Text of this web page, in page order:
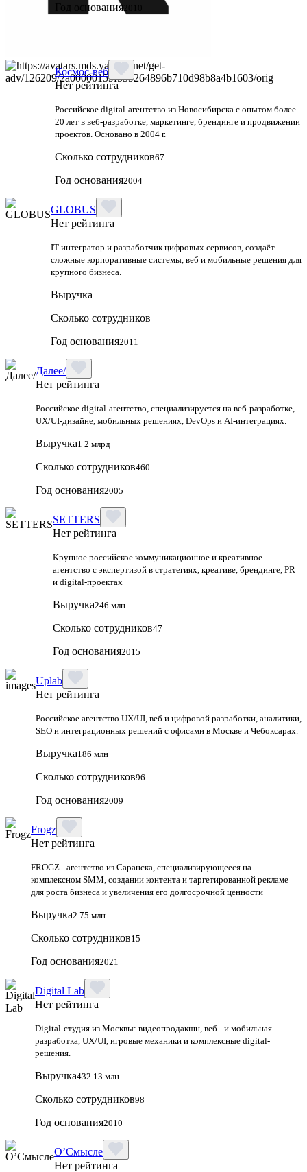
Год основания2010
Космос-веб
Нет рейтинга
Российское digital-агентство из Новосибирска с опытом более
20 лет в веб-разработке, маркетинге, брендинге и продвижении
проектов. Основано в 2004 г.
Сколько сотрудников67
Год основания2004
GLOBUS
Нет рейтинга
IT-интегратор и разработчик цифровых сервисов, создаёт
сложные корпоративные системы, веб и мобильные решения для
крупного бизнеса.
Выручка
Сколько сотрудников
Год основания2011
Далее/
Нет рейтинга
Российское digital-агентство, специализируется на веб-разработке,
UX/UI-дизайне, мобильных решениях, DevOps и AI-интеграциях.
Выручка1 2 млрд
Сколько сотрудников460
Год основания2005
SETTERS
Нет рейтинга
Крупное российское коммуникационное и креативное
агентство с экспертизой в стратегиях, креативе, брендинге, PR
и digital‑проектах
Выручка246 млн
Сколько сотрудников47
Год основания2015
Uplab
Нет рейтинга
Российское агентство UX/UI, веб и цифровой разработки, аналитики,
SEO и интеграционных решений с офисами в Москве и Чебоксарах.
Выручка186 млн
Сколько сотрудников96
Год основания2009
Frogz
Нет рейтинга
FROGZ - агентство из Саранска, специализирующееся на
комплексном SMM, создании контента и таргетированной рекламе
для роста бизнеса и увеличения его долгосрочной ценности
Выручка2.75 млн.
Сколько сотрудников15
Год основания2021
Digital Lab
Нет рейтинга
Digital-студия из Москвы: видеопродакшн, веб - и мобильная
разработка, UX/UI, игровые механики и комплексные digital-
решения.
Выручка432.13 млн.
Сколько сотрудников98
Год основания2010
О’Смысле
Нет рейтинга